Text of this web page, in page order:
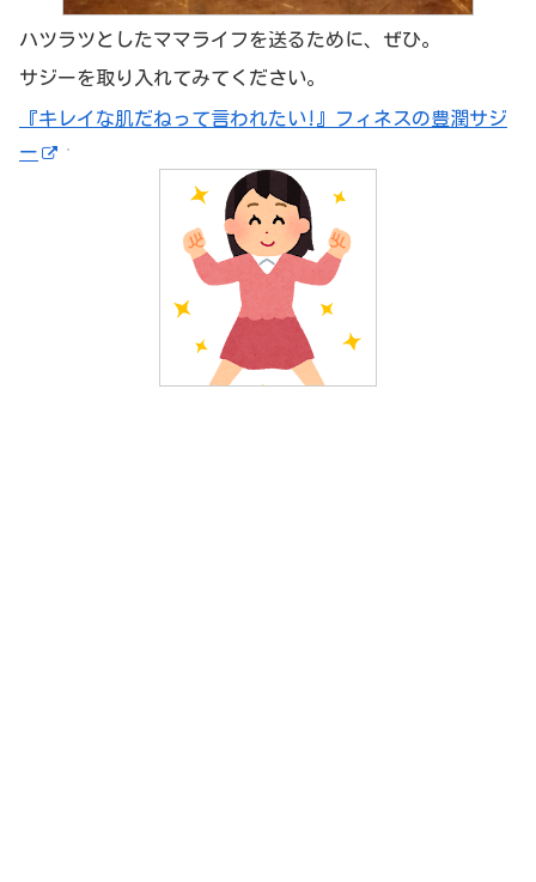
ハツラツとしたママライフを送るために、ぜひ。
サジーを取り入れてみてください。
『キレイな肌だねって言われたい!』フィネスの豊潤サジ
ー